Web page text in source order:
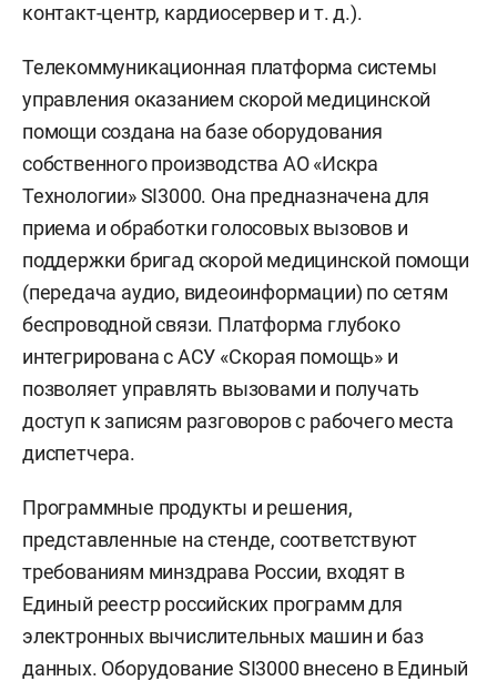
контакт-центр, кардиосервер и т. д.).
Телекоммуникационная платформа системы
управления оказанием скорой медицинской
помощи создана на базе оборудования
собственного производства АО «Искра
Технологии» SI3000. Она предназначена для
приема и обработки голосовых вызовов и
поддержки бригад скорой медицинской помощи
(передача аудио, видеоинформации) по сетям
беспроводной связи. Платформа глубоко
интегрирована с АСУ «Скорая помощь» и
позволяет управлять вызовами и получать
доступ к записям разговоров с рабочего места
диспетчера.
Программные продукты и решения,
представленные на стенде, соответствуют
требованиям минздрава России, входят в
Единый реестр российских программ для
электронных вычислительных машин и баз
данных. Оборудование SI3000 внесено в Единый